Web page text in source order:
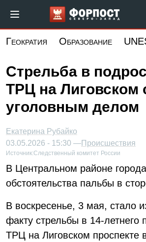
основному
Форпост
Геократия Образование
Стрельба в
ТРЦ на Лиговском
уголовным делом
Екатерина Рубайко
03.05.2026 - 15:30 —Происшествия
Источник:Следственный комитет России
В Центральном районе
обстоятельства пальбы в
В воскресенье, 3 мая, стало
факту стрельбы в 14-летнего
ТРЦ на Лиговском проспекте